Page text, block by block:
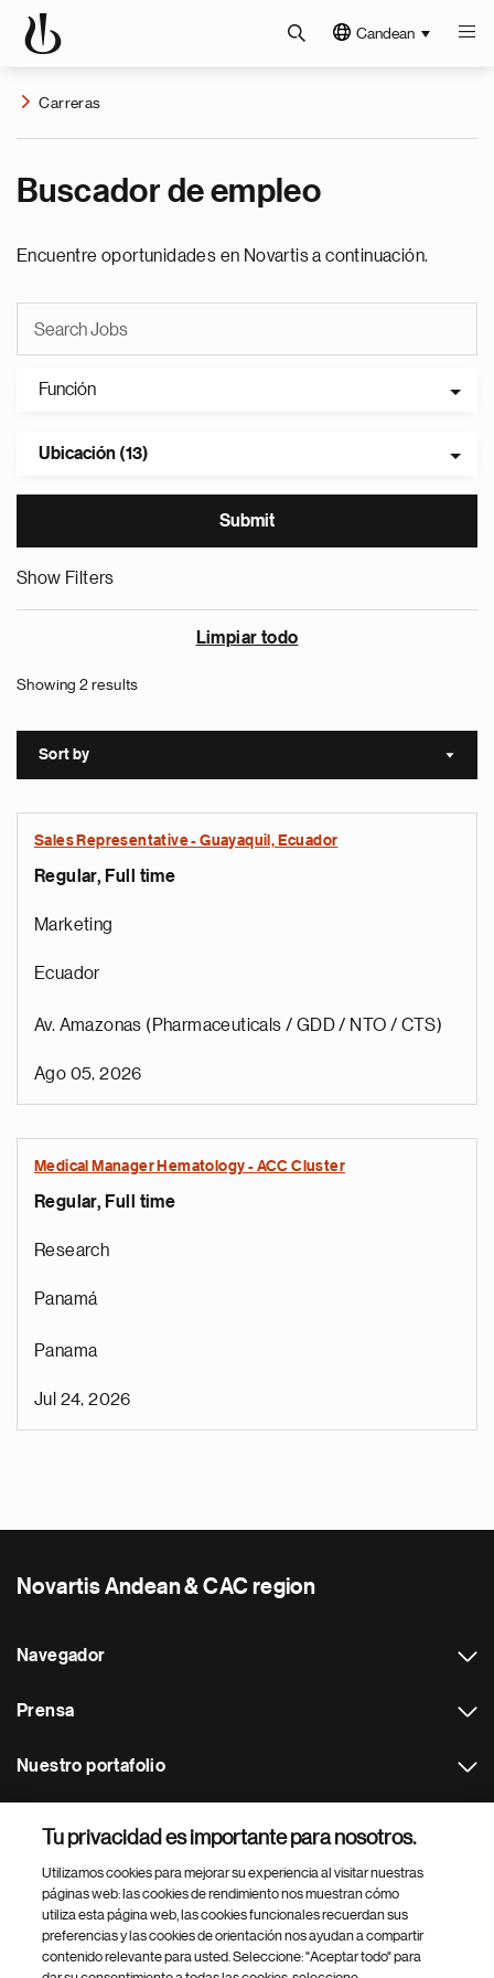
Candean
Carreras
Buscador de empleo
Encuentre oportunidades en Novartis a continuación.
Función
Ubicación (13)
Show Filters
Limpiar todo
Showing 2 results
Sort by Sort
Sales Representative - Guayaquil, Ecuador
Regular, Full time
Marketing
Ecuador
Av. Amazonas (Pharmaceuticals / GDD / NTO / CTS)
Ago 05, 2026
Medical Manager Hematology - ACC Cluster
Regular, Full time
Research
Panamá
Panama
Jul 24, 2026
Novartis Andean & CAC region
Navegador
Prensa
Nuestro portafolio
Footer Site Search
Tu privacidad es importante para nosotros.
Utilizamos cookies para mejorar su experiencia al visitar nuestras
páginas web: las cookies de rendimiento nos muestran cómo
utiliza esta página web, las cookies funcionales recuerdan sus
preferencias y las cookies de orientación nos ayudan a compartir
contenido relevante para usted. Seleccione: "Aceptar todo" para